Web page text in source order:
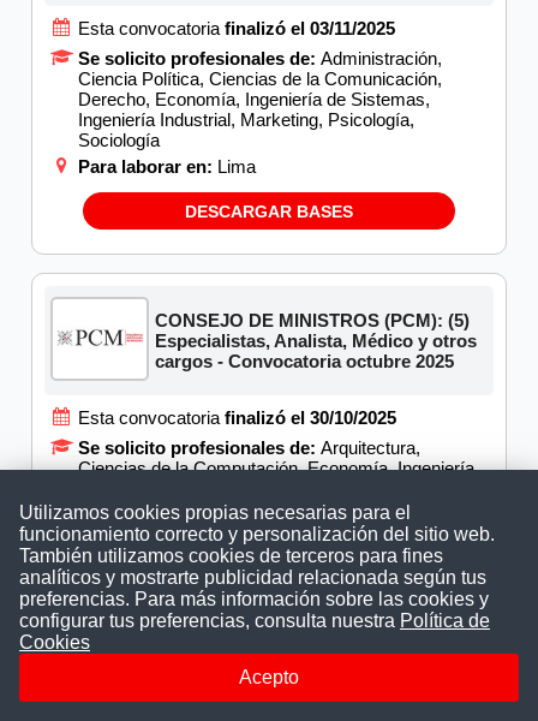
Esta convocatoriafinalizó el 03/11/2025
Se solicito profesionales de: Administración,
Ciencia Política, Ciencias de la Comunicación,
Derecho, Economía, Ingeniería de Sistemas,
Ingeniería Industrial, Marketing, Psicología,
Sociología
Para laborar en: Lima
DESCARGAR BASES
CONSEJO DE MINISTROS (PCM): (5)
Especialistas, Analista, Médico y otros
cargos - Convocatoria octubre 2025
Esta convocatoria finalizó el 30/10/2025
Se solicito profesionales de: Arquitectura,
Ciencias de la Computación, Economía, Ingeniería,
Ingeniería de Telecomunicaciones, Ingeniería
Electrónica, Ingeniería Industrial, Ingeniería
Informática, Medicina, Médico Cirujano
Para laborar en:Lima
DESCARGAR BASES
Utilizamos cookies propias necesarias para el
funcionamiento correcto y personalización del sitio web.
También utilizamos cookies de terceros para fines
analíticos y mostrarte publicidad relacionada según tus
preferencias. Para más información sobre las cookies y
configurar tus preferencias, consulta nuestra Política de
Cookies
Acepto